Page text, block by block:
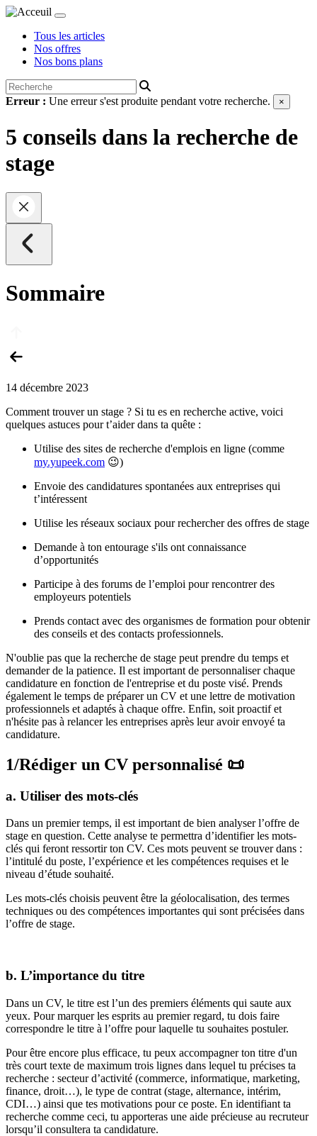
Tous les articles
Nos offres
Nos bons plans
Erreur : Une erreur s'est produite pendant votre recherche. ×
5 conseils dans la recherche de
stage
Sommaire
14 décembre 2023
Comment trouver un stage ? Si tu es en recherche active, voici
quelques astuces pour t’aider dans ta quête :
Utilise des sites de recherche d'emplois en ligne (comme
my.yupeek.com 😉)
Envoie des candidatures spontanées aux entreprises qui
t’intéressent
Utilise les réseaux sociaux pour rechercher des offres de stage
Demande à ton entourage s'ils ont connaissance
d’opportunités
Participe à des forums de l’emploi pour rencontrer des
employeurs potentiels
Prends contact avec des organismes de formation pour obtenir
des conseils et des contacts professionnels.
N'oublie pas que la recherche de stage peut prendre du temps et
demander de la patience. Il est important de personnaliser chaque
candidature en fonction de l'entreprise et du poste visé. Prends
également le temps de préparer un CV et une lettre de motivation
professionnels et adaptés à chaque offre. Enfin, soit proactif et
n'hésite pas à relancer les entreprises après leur avoir envoyé ta
candidature.
1/Rédiger un CV personnalisé 📜
a. Utiliser des mots-clés
Dans un premier temps, il est important de bien analyser l’offre de
stage en question. Cette analyse te permettra d’identifier les mots-
clés qui feront ressortir ton CV. Ces mots peuvent se trouver dans :
l’intitulé du poste, l’expérience et les compétences requises et le
niveau d’étude souhaité.
Les mots-clés choisis peuvent être la géolocalisation, des termes
techniques ou des compétences importantes qui sont précisées dans
l’offre de stage.
b. L’importance du titre
Dans un CV, le titre est l’un des premiers éléments qui saute aux
yeux. Pour marquer les esprits au premier regard, tu dois faire
correspondre le titre à l’offre pour laquelle tu souhaites postuler.
Pour être encore plus efficace, tu peux accompagner ton titre d'un
très court texte de maximum trois lignes dans lequel tu précises ta
recherche : secteur d’activité (commerce, informatique, marketing,
finance, droit…), le type de contrat (stage, alternance, intérim,
CDI…) ainsi que tes motivations pour ce poste. En identifiant ta
recherche comme ceci, tu apporteras une aide précieuse au recruteur
lorsqu’il consultera ta candidature.